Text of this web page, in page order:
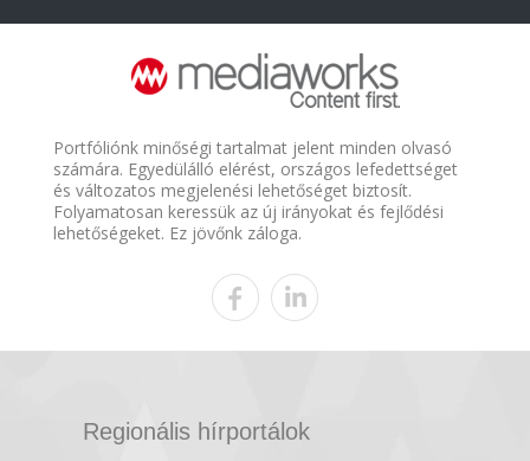
Portfóliónk minőségi tartalmat jelent minden olvasó
számára. Egyedülálló elérést, országos lefedettséget
és változatos megjelenési lehetőséget biztosít.
Folyamatosan keressük az új irányokat és fejlődési
lehetőségeket. Ez jövőnk záloga.
Regionális hírportálok